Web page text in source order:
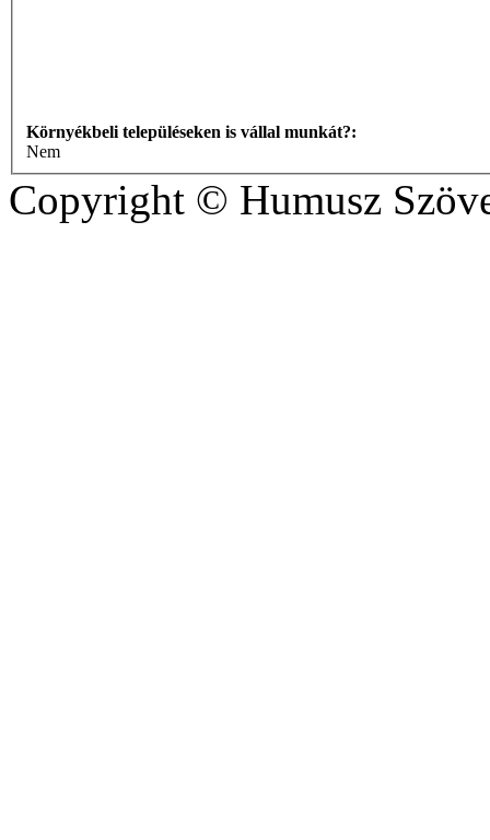
Környékbeli településeken is vállal munkát?:
Nem
Copyright © Humusz